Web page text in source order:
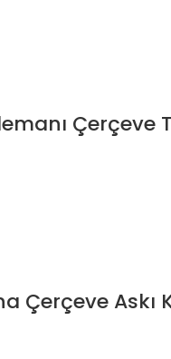
Çerçeve
Çerçeve Askı